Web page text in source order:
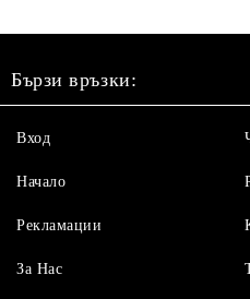
Бързи връзки:
Вход
Начало
Рекламации
За Нас